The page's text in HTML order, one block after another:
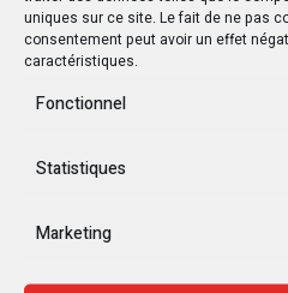
uniques sur ce site. Le fait de ne pas
consentement peut avoir un effet
caractéristiques.
Fonctionnel
Statistiques
Marketing